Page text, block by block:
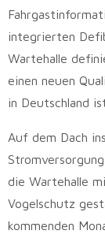
integrierten
Wartehalle
einen neuen
in Deutschland
Auf dem Dach
die Wartehalle
Vogelschutz
kommenden